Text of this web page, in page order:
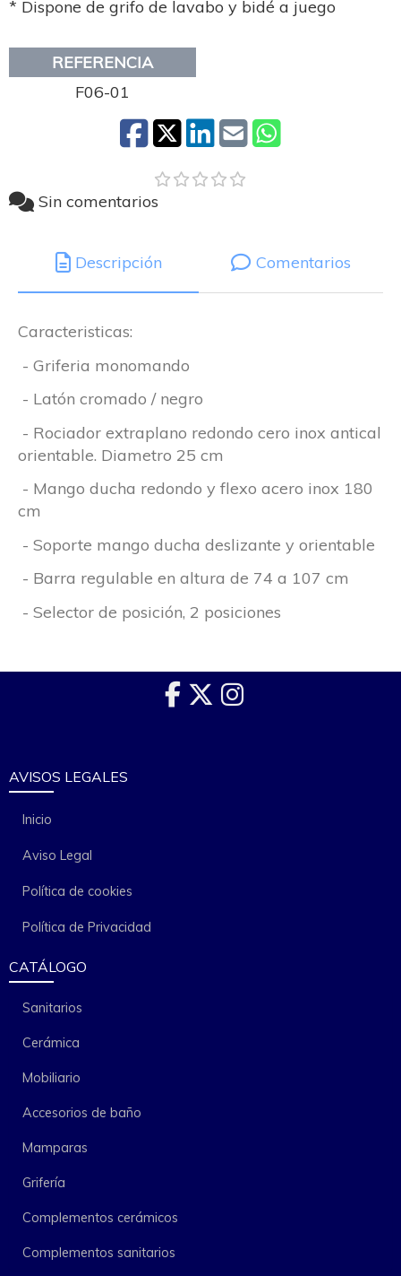
* Dispone de grifo de lavabo y bidé a juego
REFERENCIA
F06-01
Sin comentarios
Descripción Comentarios
Caracteristicas:
- Griferia monomando
- Latón cromado / negro
- Rociador extraplano redondo cero inox antical
orientable. Diametro 25 cm
- Mango ducha redondo y flexo acero inox 180
cm
- Soporte mango ducha deslizante y orientable
- Barra regulable en altura de 74 a 107 cm
- Selector de posición, 2 posiciones
AVISOS LEGALES
Inicio
Aviso Legal
Política de cookies
Política de Privacidad
CATÁLOGO
Sanitarios
Cerámica
Mobiliario
Accesorios de baño
Mamparas
Grifería
Complementos cerámicos
Complementos sanitarios